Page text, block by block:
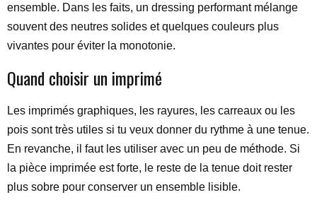
ensemble. Dans les faits, un dressing performant mélange
souvent des neutres solides et quelques couleurs plus
vivantes pour éviter la monotonie.
Quand choisir un imprimé
Les imprimés graphiques, les rayures, les carreaux ou les
pois sont très utiles si tu veux donner du rythme à une tenue.
En revanche, il faut les utiliser avec un peu de méthode. Si
la pièce imprimée est forte, le reste de la tenue doit rester
plus sobre pour conserver un ensemble lisible.